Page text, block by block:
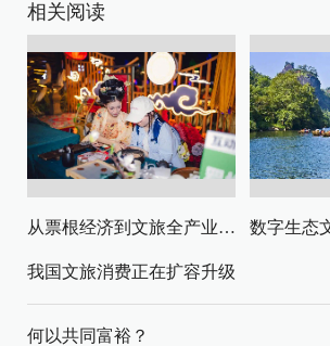
相关阅读
从票根经济到文旅全产业链升级
我国文旅消费正在扩容升级
何以共同富裕？